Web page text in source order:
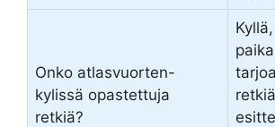
Onko atlasvuorten-
kylissä opastettuja
retkiä?